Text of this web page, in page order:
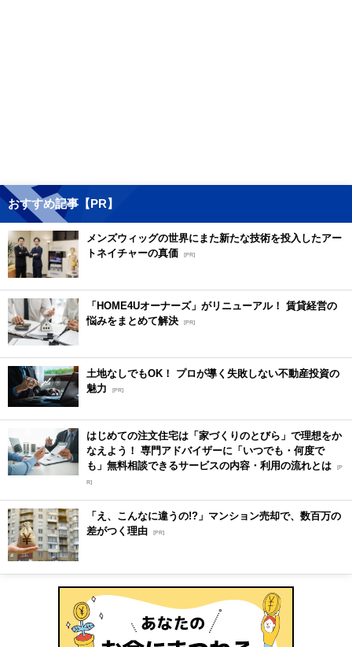
おすすめ記事【PR】
メンズウィッグの世界にまた新たな技術を投入したアー
トネイチャーの真価 [PR]
「HOME4Uオーナーズ」がリニューアル！ 賃貸経営の
悩みをまとめて解決 [PR]
土地なしでもOK！ プロが導く失敗しない不動産投資の
魅力
[PR]
はじめての注文住宅は「家づくりのとびら」で理想をか
なえよう！ 専門アドバイザーに「いつでも・何度で
も」無料相談できるサービスの内容・利用の流れとは [P
R]
「え、こんなに違うの!?」マンション売却で、数百万の
差がつく理由 [PR]